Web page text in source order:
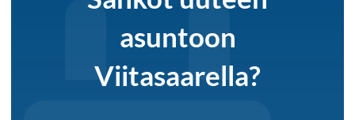
asuntoon
Viitasaarella?